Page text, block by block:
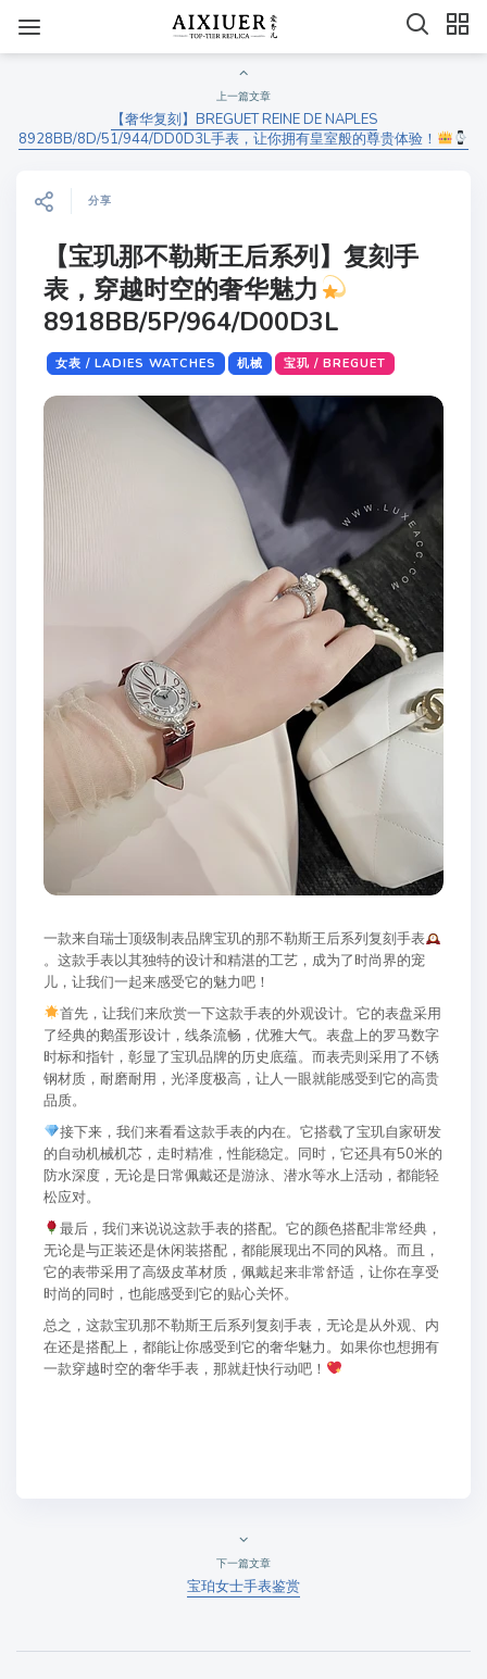
上一篇文章
【奢华复刻】BREGUET REINE DE NAPLES
8928BB/8D/51/944/DD0D3L手表，让你拥有皇室般的尊贵体验！
分享
【宝玑那不勒斯王后系列】复刻手
表，穿越时空的奢华魅力
8918BB/5P/964/D00D3L
女表 / LADIES WATCHES 机械 宝玑 / BREGUET
一款来自瑞士顶级制表品牌宝玑的那不勒斯王后系列复刻手表
。这款手表以其独特的设计和精湛的工艺，成为了时尚界的宠
儿，让我们一起来感受它的魅力吧！
首先，让我们来欣赏一下这款手表的外观设计。它的表盘采用
了经典的鹅蛋形设计，线条流畅，优雅大气。表盘上的罗马数字
时标和指针，彰显了宝玑品牌的历史底蕴。而表壳则采用了不锈
钢材质，耐磨耐用，光泽度极高，让人一眼就能感受到它的高贵
品质。
接下来，我们来看看这款手表的内在。它搭载了宝玑自家研发
的自动机械机芯，走时精准，性能稳定。同时，它还具有50米的
防水深度，无论是日常佩戴还是游泳、潜水等水上活动，都能轻
松应对。
最后，我们来说说这款手表的搭配。它的颜色搭配非常经典，
无论是与正装还是休闲装搭配，都能展现出不同的风格。而且，
它的表带采用了高级皮革材质，佩戴起来非常舒适，让你在享受
时尚的同时，也能感受到它的贴心关怀。
总之，这款宝玑那不勒斯王后系列复刻手表，无论是从外观、内
在还是搭配上，都能让你感受到它的奢华魅力。如果你也想拥有
一款穿越时空的奢华手表，那就赶快行动吧！
下一篇文章
宝珀女士手表鉴赏